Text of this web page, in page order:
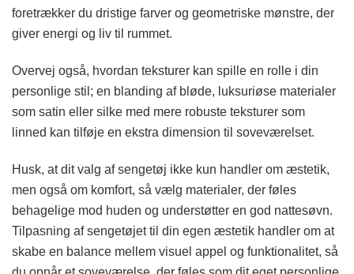
foretrækker du dristige farver og geometriske mønstre, der
giver energi og liv til rummet.
Overvej også, hvordan teksturer kan spille en rolle i din
personlige stil; en blanding af bløde, luksuriøse materialer
som satin eller silke med mere robuste teksturer som
linned kan tilføje en ekstra dimension til soveværelset.
Husk, at dit valg af sengetøj ikke kun handler om æstetik,
men også om komfort, så vælg materialer, der føles
behagelige mod huden og understøtter en god nattesøvn.
Tilpasning af sengetøjet til din egen æstetik handler om at
skabe en balance mellem visuel appel og funktionalitet, så